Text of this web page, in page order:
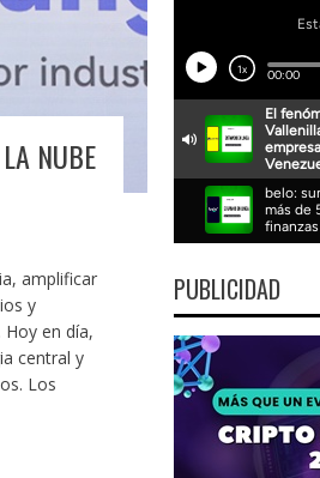
NUBE
amplificar
y
en día,
central y
Los
PUBLICIDAD